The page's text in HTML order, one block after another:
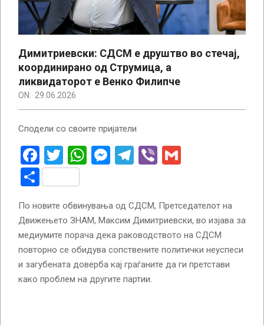
Димитриевски: СДСМ е друштво во стечај,
координирано од Струмица, а
ликвидаторот е Венко Филипче
ON: 29.06.2026
Сподели со своите пријатели
Facebook
Twitter
WhatsApp
Messenger
Telegram
Viber
Share
По новите обвинувања од СДСМ, Претседателот на
Движењето ЗНАМ, Максим Димитриевски, во изјава за
медиумите порача дека раководството на СДСМ
повторно се обидува сопствените политички неуспеси
и загубената доверба кај граѓаните да ги претстави
како проблем на другите партии.